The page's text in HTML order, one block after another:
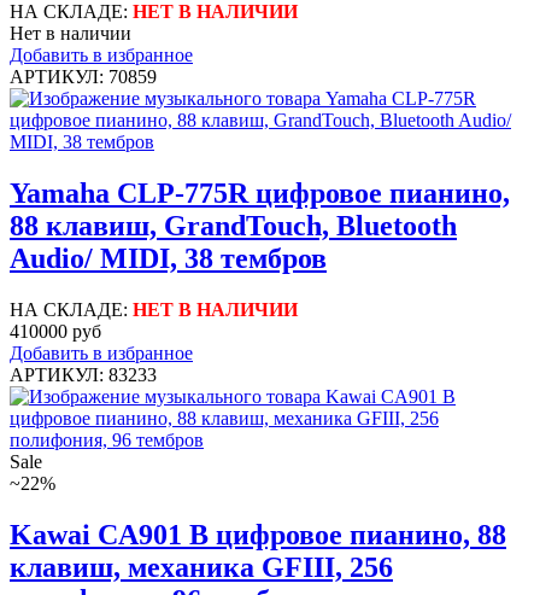
НА СКЛАДЕ: НЕТ В НАЛИЧИИ
Нет в наличии
Добавить в избранное
АРТИКУЛ: 70859
Yamaha CLP-775R цифровое пианино,
88 клавиш, GrandTouch, Bluetooth
Audio/ MIDI, 38 тембров
НА СКЛАДЕ: НЕТ В НАЛИЧИИ
410000 руб
Добавить в избранное
АРТИКУЛ: 83233
Sale
~22%
Kawai CA901 B цифровое пианино, 88
клавиш, механика GFIII, 256